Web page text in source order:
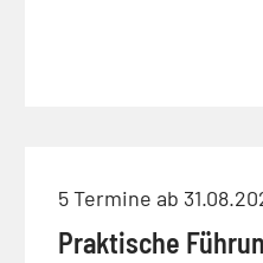
5 Termine ab
Praktische